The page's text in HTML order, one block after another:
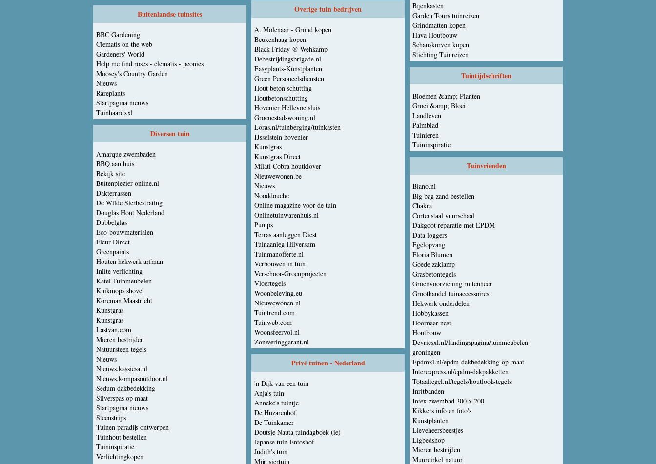
Buitenlandse tuinsites
BBC Gardening
Clematis on the web
Gardeners' World
Help me find roses - clematis - peonies
Moosey's Country Garden
Nieuws
Rareplants
Startpagina nieuws
Tuinhaardxxl
Diversen tuin
Amarque zwembaden
BBQ aan huis
Bekijk site
Buitenplezier-online.nl
Dakterrassen
De Wilde Sierbestrating
Douglas Hout Nederland
Dubbelglas
Eco-bouwmaterialen
Fleur Direct
Greenpaints
Houten hekwerk arfman
Inlite verlichting
Katei Tuinmeubelen
Knikmops shovel
Koreman Maastricht
Kunstgras
Kunstgras
Lastvan.com
Mieren bestrijden
Natuursteen tegels
Nieuws
Nieuws.kassiesa.nl
Nieuws.kompasoutdoor.nl
Sedum dakbedekking
Silverspas op maat
Startpagina nieuws
Steenstrips
Tuinen paradijs ontwerpen
Tuinhout bestellen
Tuininspiratie
Verlichtingkopen
Overige tuin bedrijven
A. Molenaar - Grond kopen
Beukenhaag kopen
Black Friday @ Wehkamp
Debestrijdingsbrigade.nl
Easyplants-Kunstplanten
Green Personeelsdiensten
Hout beton schutting
Houtbetonschutting
Hovenier Hellevoetsluis
Groenestadswoning.nl
Loras.nl/tuinberging/tuinkasten
IJsselstein hovenier
Kunstgras
Kunstgras Direct
Milati Cobra houtklover
Nieuwewonen.be
Nieuws
Nooddouche
Online magazine voor de tuin
Onlinetuinwarenhuis.nl
Pumps
Terras aanleggen Diest
Tuinaanleg Hilversum
Tuinmanofferte.nl
Verbouwen in tuin
Verschoor-Groenprojecten
Vloertegels
Woonbeleving.eu
Nieuwewonen.nl
Tuintrend.com
Tuinweb.com
Woonsfeervol.nl
Zonweringgarant.nl
Privé tuinen - Nederland
'n Dijk van een tuin
Anja’s tuin
Anneke's tuintje
De Huzarenhof
De Tuinkamer
Doutsje Nauta tuindagboek (ie)
Japanse tuin Entoshof
Judith's tuin
Mijn siertuin
Bijenkasten
Garden Tours tuinreizen
Grindmatten kopen
Hava Houtbouw
Schanskorven kopen
Stichting Tuinreizen
Tuintijdschriften
Bloemen &amp; Planten
Groei &amp; Bloei
Landleven
Palmblad
Tuinieren
Tuininspiratie
Tuinvrienden
Biano.nl
Big bag zand bestellen
Chakra
Cortenstaal vuurschaal
Dakgoot reparatie met EPDM
Data loggers
Egelopvang
Floria Blumen
Goede zaklamp
Grasbetontegels
Groenvoorziening ruitenheer
Groothandel tuinaccessoires
Hekwerk onderdelen
Hobbykassen
Hoornaar nest
Houtbouw
Devriesxl.nl/landingspagina/tuinmeubelen-
groningen
Epdmxl.nl/epdm-dakbedekking-op-maat
Interexpress.nl/epdm-dakpakketten
Totaaltegel.nl/tegels/houtlook-tegels
Inritbanden
Intex zwembad 300 x 200
Kikkers info en foto's
Kunstplanten
Lieveheersbeestjes
Ligbedshop
Mieren bestrijden
Muurcirkel natuur